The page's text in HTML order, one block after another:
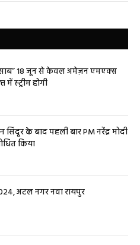
18 जून से केवल अमेज़न एमएक्स
स्ट्रीम होगी
सिंदूर के बाद पहली बार PM नरेंद्र मोदी
किया
अटल नगर नवा रायपुर